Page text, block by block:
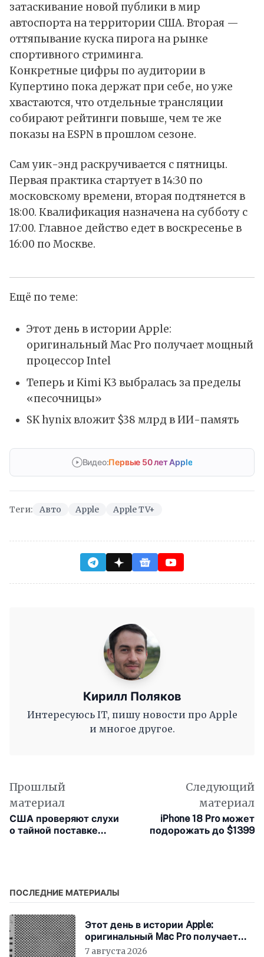
затаскивание новой публики в мир
автоспорта на территории США. Вторая —
оттяпывание куска пирога на рынке
спортивного стриминга.
Конкретные цифры по аудитории в
Купертино пока держат при себе, но уже
хвастаются, что отдельные трансляции
собирают рейтинги повыше, чем те же
показы на ESPN в прошлом сезоне.
Сам уик-энд раскручивается с пятницы.
Первая практика стартует в 14:30 по
московскому времени, вторая подтянется в
18:00. Квалификация назначена на субботу с
17:00. Главное действо едет в воскресенье в
16:00 по Москве.
Ещё по теме:
Этот день в истории Apple:
оригинальный Mac Pro получает мощный
процессор Intel
Теперь и Kimi K3 выбралась за пределы
«песочницы»
SK hynix вложит $38 млрд в ИИ-память
Видео:Первые 50 лет Apple
Теги: Авто Apple Apple TV+
Кирилл Поляков
Интересуюсь IT, пишу новости про Apple
и многое другое.
Прошлый
материал
США проверяют слухи
о тайной поставке
Следующий
материал
iPhone 18 Pro может
подорожать до $1399
ПОСЛЕДНИЕ МАТЕРИАЛЫ
Этот день в истории Apple:
оригинальный Mac Pro получает
мощный процессор Intel
7 августа 2026